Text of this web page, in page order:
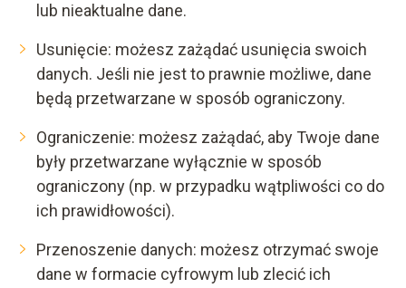
lub nieaktualne dane.
Usunięcie: możesz zażądać usunięcia swoich
danych. Jeśli nie jest to prawnie możliwe, dane
będą przetwarzane w sposób ograniczony.
Ograniczenie: możesz zażądać, aby Twoje dane
były przetwarzane wyłącznie w sposób
ograniczony (np. w przypadku wątpliwości co do
ich prawidłowości).
Przenoszenie danych: możesz otrzymać swoje
dane w formacie cyfrowym lub zlecić ich